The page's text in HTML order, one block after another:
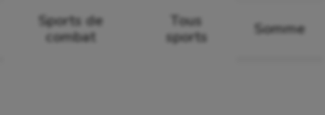
Sports de
combat
Tous
sports
Somme